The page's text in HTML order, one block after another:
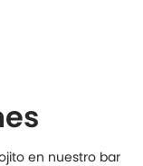
en nuestro bar